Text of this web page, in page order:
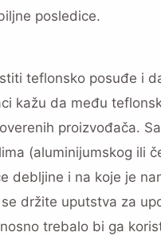
posledice.
teflonsko posuđe i
kažu da među
proizvođača.
(aluminijumskog ili
debljine i na koje je
držite uputstva za
trebalo bi ga